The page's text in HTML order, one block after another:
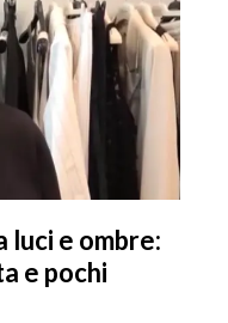
luci e ombre:
e pochi